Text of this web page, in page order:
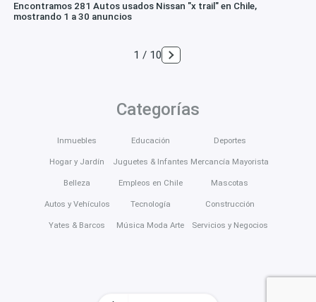
Encontramos 281 Autos usados Nissan "x trail" en Chile,
mostrando 1 a 30 anuncios
1 / 10
Categorías
Inmuebles
Hogar y Jardín
Belleza
Autos y Vehículos
Yates & Barcos
Educación
Juguetes & Infantes
Empleos en Chile
Tecnología
Música Moda Arte
Deportes
Mercancía Mayorista
Mascotas
Construcción
Servicios y Negocios